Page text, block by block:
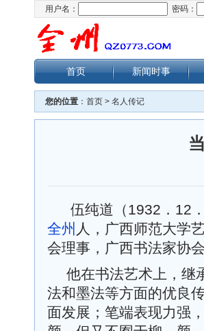
用户名： 密码：
首页 新闻时事
您的位置 ： 首页 > 名人传记
伍纯道（1932．12
全州 人，广西师范大学
会理事，广西书法家协会
他在书法艺术上，继
法和墨法等方面的优良
面发展；笔端表现力强